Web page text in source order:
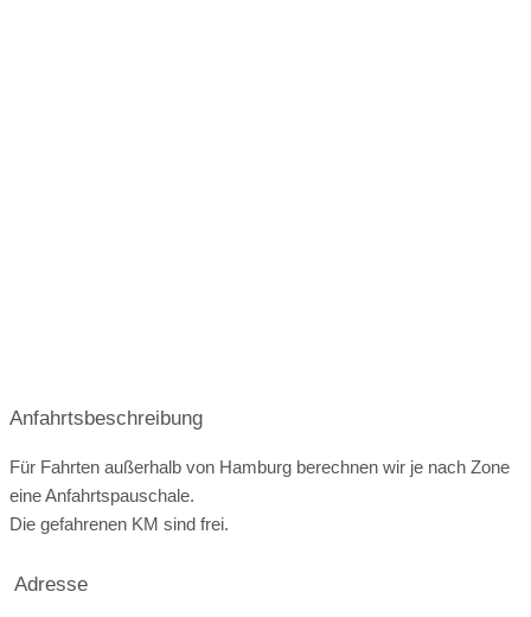
Anfahrtsbeschreibung
Für Fahrten außerhalb von Hamburg berechnen wir je nach Zone
eine Anfahrtspauschale.
Die gefahrenen KM sind frei.
Adresse